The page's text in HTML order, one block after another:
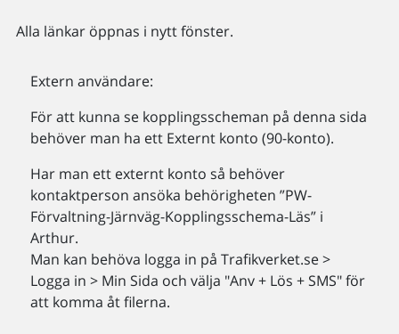
Alla länkar öppnas i nytt fönster.
Extern användare:
För att kunna se kopplingsscheman på denna sida
behöver man ha ett Externt konto (90-konto).
Har man ett externt konto så behöver
kontaktperson ansöka behörigheten ”PW-
Förvaltning-Järnväg-Kopplingsschema-Läs” i
Arthur.
Man kan behöva logga in på Trafikverket.se >
Logga in > Min Sida och välja "Anv + Lös + SMS" för
att komma åt filerna.